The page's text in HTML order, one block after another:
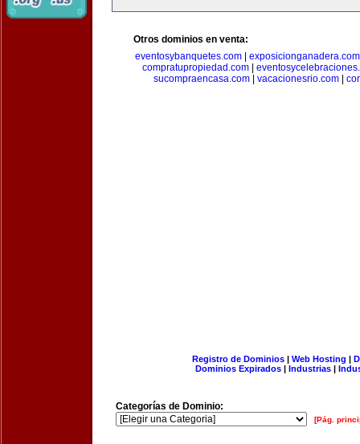
Otros dominios en venta:
eventosybanquetes.com| exposicionganadera.com
compratupropiedad.com
sucompraencasa.com| vacacionesrio.com|
Registro de Dominios| Web Hosting |
Dominios Expirados | Industrias |
Categorías de Dominio:
[Pág.